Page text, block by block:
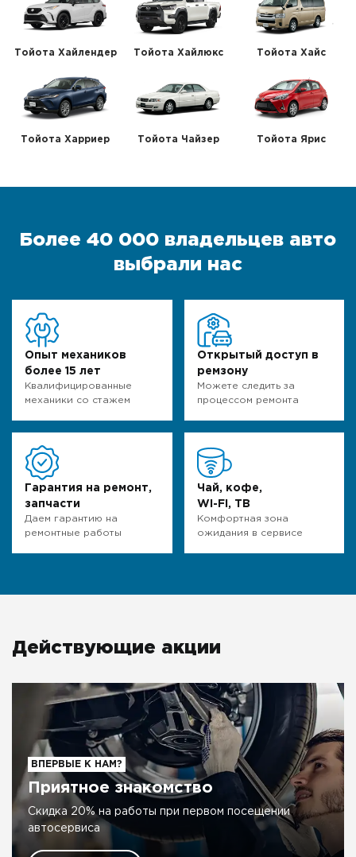
Тойота Хайлендер Тойота Хайлюкс Тойота Хайс
Тойота Харриер Тойота Чайзер Тойота Ярис
Более 40 000 владельцев авто
выбрали нас
Опыт механиков
более 15 лет
Квалифицированные
механики со стажем
Открытый доступ в
ремзону
Можете следить за
процессом ремонта
Гарантия на ремонт,
запчасти
Даем гарантию на
ремонтные работы
Чай, кофе,
WI-FI, ТВ
Комфортная зона
ожидания в сервисе
Действующие акции
ВПЕРВЫЕ К НАМ?
Приятное знакомство
Скидка 20% на работы при первом посещении
автосервиса